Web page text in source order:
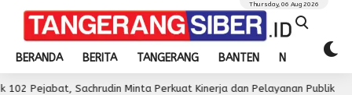
BERANDA BERITA TANGERANG BANTEN NASIONAL
Thursday, 06 Aug 2026
Sachrudin Minta Perkuat Kinerja dan Pelayanan Publik 3 day